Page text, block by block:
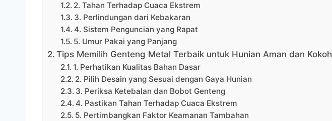
2. Tahan Terhadap Cuaca Ekstrem
3. Perlindungan dari Kebakaran
4. Sistem Penguncian yang Rapat
5. Umur Pakai yang Panjang
Tips Memilih Genteng Metal Terbaik untuk Hunian Aman dan Kokoh
1. Perhatikan Kualitas Bahan Dasar
2. Pilih Desain yang Sesuai dengan Gaya Hunian
3. Periksa Ketebalan dan Bobot Genteng
4. Pastikan Tahan Terhadap Cuaca Ekstrem
5. Pertimbangkan Faktor Keamanan Tambahan